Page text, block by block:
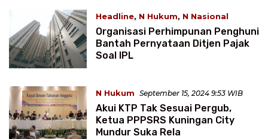
Headline, N Hukum, N Nasional
October 5, 2024 6:57 WIB
Organisasi Perhimpunan Penghuni
Bantah Pernyataan Ditjen Pajak
Soal IPL
N Hukum September 15, 2024 9:53 WIB
Akui KTP Tak Sesuai Pergub,
Ketua PPPSRS Kuningan City
Mundur Suka Rela